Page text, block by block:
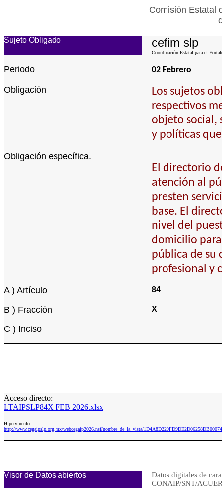
Comisión Estatal
Sujeto Obligado cefim slp
Coordinación Estatal para el
Periodo 02 Febrero
Obligación
Los sujetos
respectivos
objeto social,
y políticas
Obligación específica.
El directorio
atención al
presten
base. El
nivel del
domicilio
pública de su
profesional y
A ) Artículo 84
B ) Fracción X
C ) Inciso
Acceso directo:
LTAIPSLP84X FEB 2026.xlsx
Hipervinculo
http://www.cegaipslp.org.mx/webcegaip2026.nsf/nombre_de_la_vista/
Visor de Datos abiertos
Datos digitales de
CONAIP/SNT/